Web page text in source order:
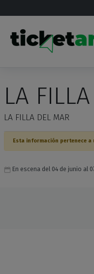
LA
LA FILLA DEL MAR
Esta información pertenece a
En escena del 04 de junio al